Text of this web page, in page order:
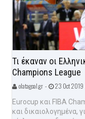
Τι έκαναν οι
Champions League
olatagoal.gr - 23 Oct 2019
Eurocup και FIBA
και δικαιολογημένα,